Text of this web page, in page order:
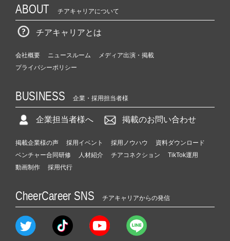
ABOUT チアキャリアについて
チアキャリアとは
会社概要 ニュースルーム
メディア出演・掲載
プライバシーポリシー
BUSINESS 企業・採用担当者様
企業担当者様へ 掲載のお問い合わせ
掲載企業様の声 採用イベント 採用ノウハウ
資料ダウンロード
ベンチャー合同研修
人材紹介 チアコネクション
TikTok運用
動画制作
採用代行
CheerCareer SNS チアキャリアからの発信